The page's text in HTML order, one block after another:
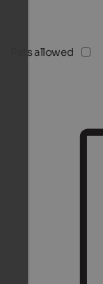
Pets allowed